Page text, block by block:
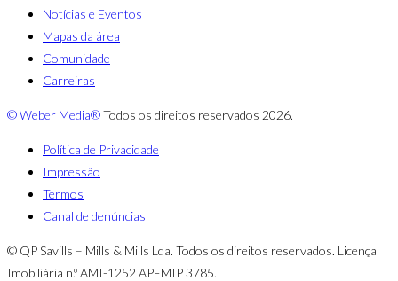
Notícias e Eventos
Mapas da área
Comunidade
Carreiras
© Weber Media®Todos os direitos reservados 2026.
Política de Privacidade
Impressão
Termos
Canal de denúncias
© QP Savills – Mills & Mills Lda. Todos os direitos reservados. Licença
Imobiliária n.º AMI-1252 APEMIP 3785.